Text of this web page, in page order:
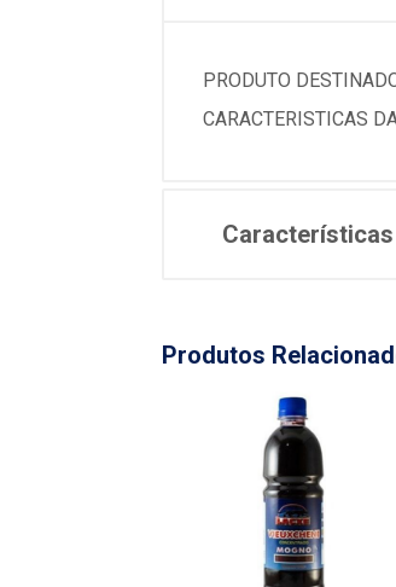
PRODUTO
CARACTERISTICAS
Características
Produtos